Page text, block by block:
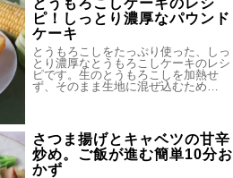
とうもろこしケーキのレシ
ピ！しっとり濃厚なパウンド
ケーキ
とうもろこしをたっぷり使った、しっ
とり濃厚なとうもろこしケーキのレシ
ピです。生のとうもろこしを加熱せ
ず、そのまま生地に混ぜ込むため…
さつま揚げとキャベツの甘辛
炒め。ご飯が進む簡単10分お
かず